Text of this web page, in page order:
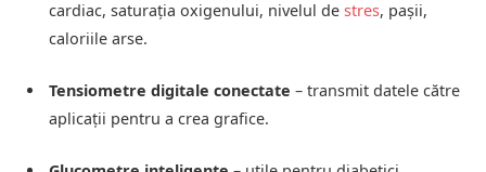
cardiac, saturația oxigenului, nivelul de stres, pașii,
caloriile arse.
Tensiometre digitale conectate – transmit datele către
aplicații pentru a crea grafice.